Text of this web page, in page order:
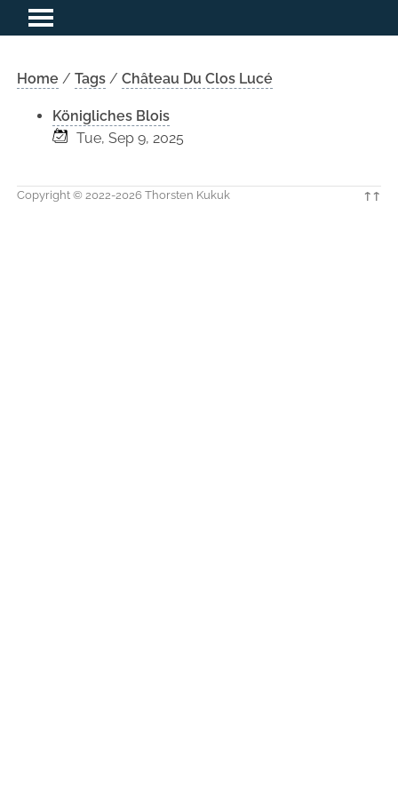
Home / Tags/ Château Du Clos Lucé
Königliches Blois
Tue, Sep 9, 2025
Copyright © 2022-2026 Thorsten Kukuk ↑↑